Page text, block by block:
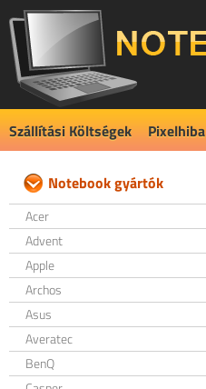
Szállítási Költségek Pixelhiba
Notebook gyártók
Acer
Advent
Apple
Archos
Asus
Averatec
BenQ